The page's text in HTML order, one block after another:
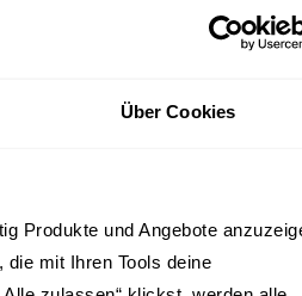
Über Cookies
Produkte und Angebote
mit Ihren Tools deine
Tierenschreckt Vögel,
abwitterungs- und
Edelstahl-Spikes50
Klebe-